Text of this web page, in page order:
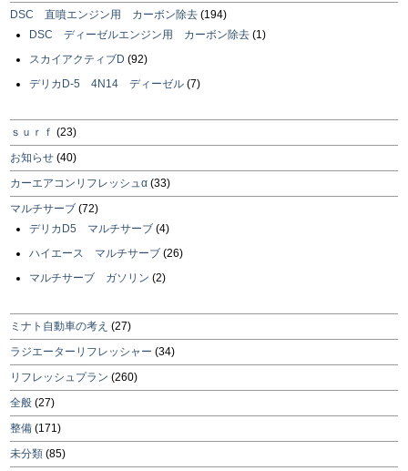
DSC 直噴エンジン用 カーボン除去 (194)
DSC ディーゼルエンジン用 カーボン除去 (1)
スカイアクティブD (92)
デリカD-5 4N14 ディーゼル (7)
ｓｕｒｆ (23)
お知らせ (40)
カーエアコンリフレッシュα (33)
マルチサーブ (72)
デリカD5 マルチサーブ (4)
ハイエース マルチサーブ (26)
マルチサーブ ガソリン (2)
ミナト自動車の考え (27)
ラジエーターリフレッシャー (34)
リフレッシュプラン (260)
全般 (27)
整備 (171)
未分類 (85)